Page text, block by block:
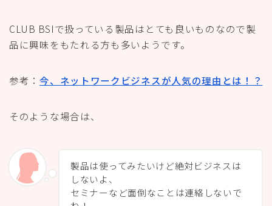
CLUB BSIで扱っている製品はとても良いものなので製
品に興味をもたれる方も多いようです。
参考：今、ネットワークビジネスが人気の理由とは！？
そのような場合は、
製品は使ってみたいけど絶対ビジネスは
しないよ、
セミナーなど面倒なことは連絡しないで